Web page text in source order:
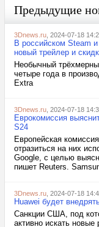
Предыдущие
3Dnews.ru , 2024-07-18
В российском Steam
новый трейлер и
Необычный
четыре года в
Extra
3Dnews.ru , 2024-07-18
Еврокомиссия
S24
Европейская
отразиться на них
Google, с целью
пишет Reuters.
3Dnews.ru , 2024-07-18
Huawei будет
Санкции США, под
активно искать